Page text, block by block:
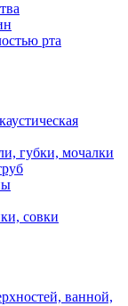
рта
губки, мочалки
совки
ванной,